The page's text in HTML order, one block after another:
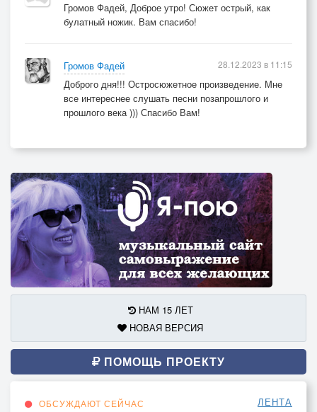
Громов Фадей, Доброе утро! Сюжет острый, как
булатный ножик. Вам спасибо!
Громов Фадей
Доброго дня!!! Остросюжетное произведение. Мне
все интереснее слушать песни позапрошлого и
прошлого века ))) Спасибо Вам!
28.12.2023 в 11:15
НАМ 15 ЛЕТ
НОВАЯ ВЕРСИЯ
ПОМОЩЬ ПРОЕКТУ
ОБСУЖДАЮТ СЕЙЧАС ЛЕНТА